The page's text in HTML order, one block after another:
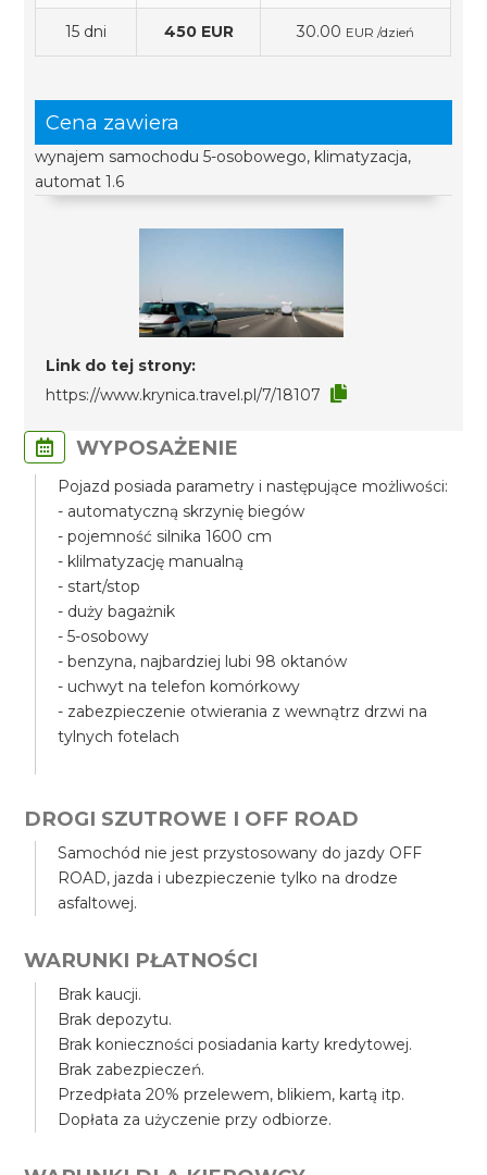
15 dni 450 EUR 30.00 EUR /dzień
Cena zawiera
wynajem samochodu 5-osobowego, klimatyzacja,
automat 1.6
Link do tej strony:
https://www.krynica.travel.pl/7/18107
WYPOSAŻENIE
Pojazd posiada parametry i następujące możliwości:
- automatyczną skrzynię biegów
- pojemność silnika 1600 cm
- klilmatyzację manualną
- start/stop
- duży bagażnik
- 5-osobowy
- benzyna, najbardziej lubi 98 oktanów
- uchwyt na telefon komórkowy
- zabezpieczenie otwierania z wewnątrz drzwi na
tylnych fotelach
DROGI SZUTROWE I OFF ROAD
Samochód nie jest przystosowany do jazdy OFF
ROAD, jazda i ubezpieczenie tylko na drodze
asfaltowej.
WARUNKI PŁATNOŚCI
Brak kaucji.
Brak depozytu.
Brak konieczności posiadania karty kredytowej.
Brak zabezpieczeń.
Przedpłata 20% przelewem, blikiem, kartą itp.
Dopłata za użyczenie przy odbiorze.